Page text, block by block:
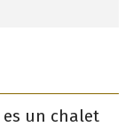
es un chalet